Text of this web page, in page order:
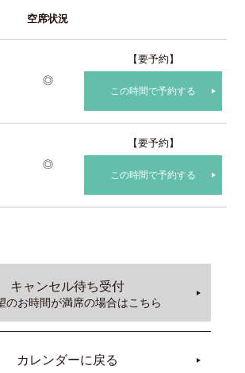
空席状況
◎
【要予約】
この時間で予約する
◎
【要予約】
この時間で予約する
キャンセル待ち受付
のお時間が満席の場合はこちら
カレンダーに戻る